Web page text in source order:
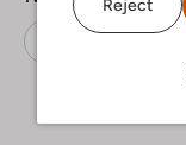
Reject